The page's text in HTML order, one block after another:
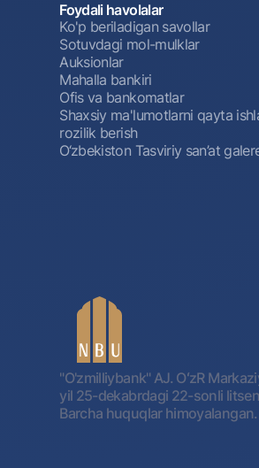
Foydali havolalar
Ko'p beriladigan savollar
Sotuvdagi mol-mulklar
Auksionlar
Mahalla bankiri
Ofis va bankomatlar
Shaxsiy ma'lumotlarni qayta
rozilik berish
O‘zbekiston Tasviriy san’at
"O'zmilliybank" AJ. OʻzR
yil 25-dekabrdagi 22-sonli
Barcha huquqlar himoyalangan.